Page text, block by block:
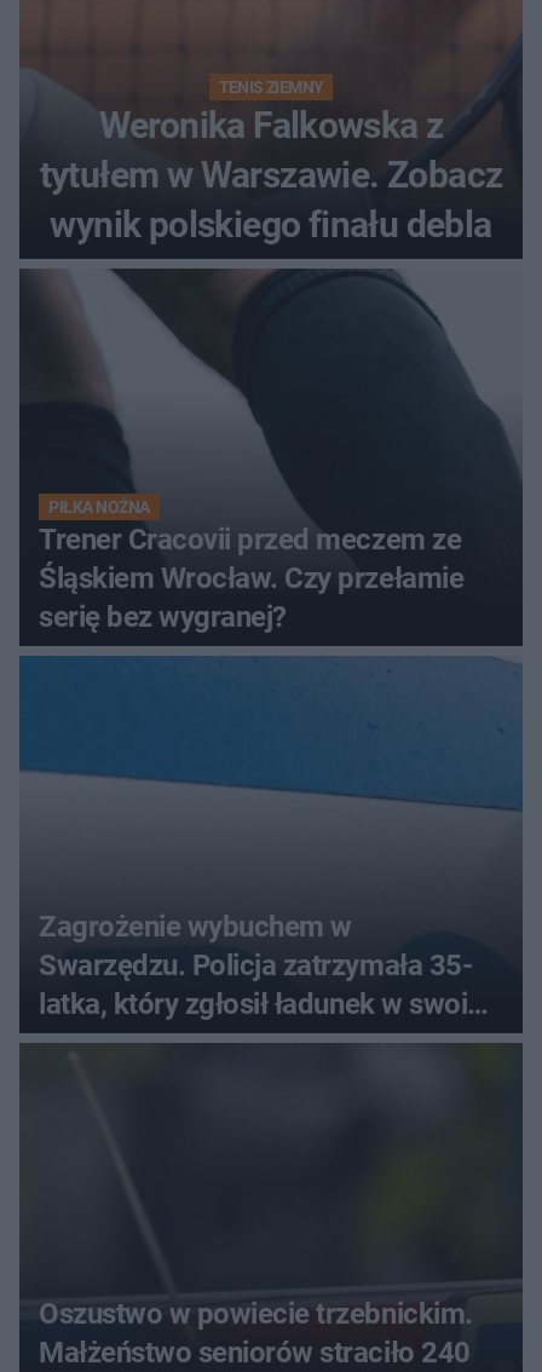
TENIS ZIEMNY
Weronika Falkowska z
tytułem w Warszawie. Zobacz
wynik polskiego finału debla
PIŁKA NOŻNA
Trener Cracovii przed meczem ze
Śląskiem Wrocław. Czy przełamie
serię bez wygranej?
Zagrożenie wybuchem w
Swarzędzu. Policja zatrzymała 35-
latka, który zgłosił ładunek w swoim
aucie
Oszustwo w powiecie trzebnickim.
Małżeństwo seniorów straciło 240